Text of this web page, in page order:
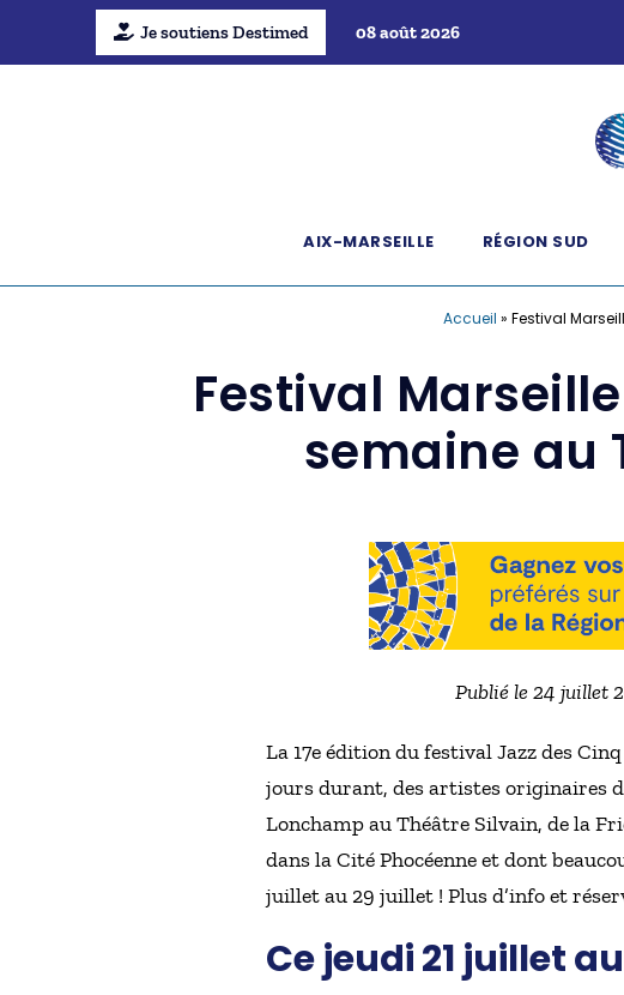
Je soutiens Destimed 08 août 2026
AIX-MARSEILLE RÉGION SUD
Accueil » Festival
Festival
semaine au
Publié le 24 juillet
La 17e édition du festival Jazz des
jours durant, des artistes originaires
Lonchamp au Théâtre Silvain, de la
dans la Cité Phocéenne et dont
juillet au 29 juillet ! Plus d’info et
Ce jeudi 21 juillet